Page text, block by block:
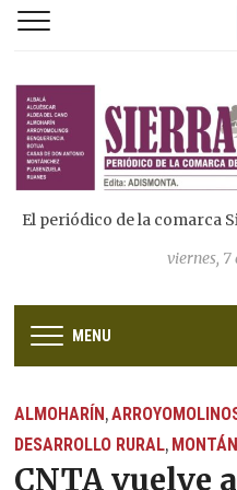
El periódico de la comarca
viernes, 7
MENU
ALMOHARÍN,
DESARROLLO RURAL,
CNTA vuelve